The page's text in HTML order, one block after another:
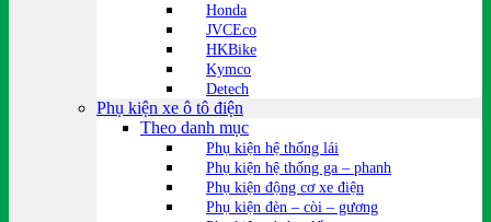
Honda
JVCEco
HKBike
Kymco
Detech
Phụ kiện xe ô tô điện
Theo danh mục
Phụ kiện hệ thống lái
Phụ kiện hệ thống ga – phanh
Phụ kiện động cơ xe điện
Phụ kiện đèn – còi – gương